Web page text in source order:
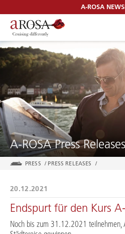
A-ROSA
SEARCH
A-ROSA Press Releases
PRESS / PRESS RELEASES /
20.12.2021
Endspurt für den Kurs
Noch bis zum 31.12.2021 teilnehmen,